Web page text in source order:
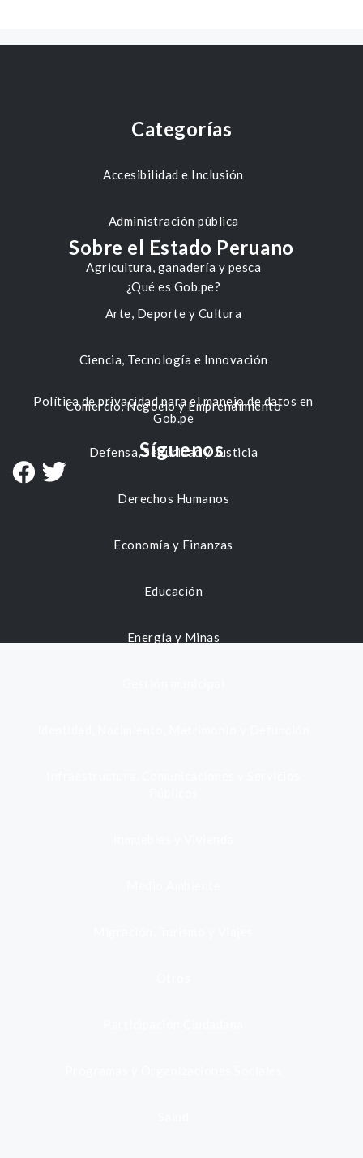
Categorías
Accesibilidad e Inclusión
Administración pública
Agricultura, ganadería y pesca
Arte, Deporte y Cultura
Ciencia, Tecnología e Innovación
Comercio, Negocio y Emprendimiento
Defensa, Seguridad y Justicia
Derechos Humanos
Economía y Finanzas
Educación
Energía y Minas
Sobre el Estado Peruano
¿Qué es Gob.pe?
Política de privacidad para el manejo de datos en
Gob.pe
Síguenos